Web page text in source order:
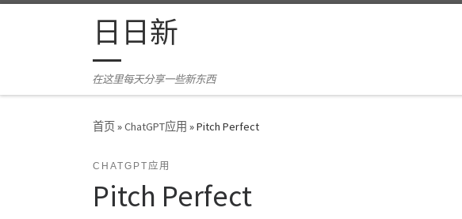
Skip to content日日新
在这里每天分享一些新东西
首页»ChatGPT应用 »Pitch Perfect
CHATGPT应用
Pitch Perfect